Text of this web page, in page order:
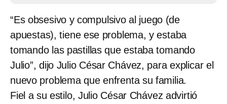
“Es obsesivo y compulsivo al juego (de
apuestas), tiene ese problema, y estaba
tomando las pastillas que estaba tomando
Julio”, dijo Julio César Chávez, para explicar el
nuevo problema que enfrenta su familia.
Fiel a su estilo, Julio César Chávez advirtió